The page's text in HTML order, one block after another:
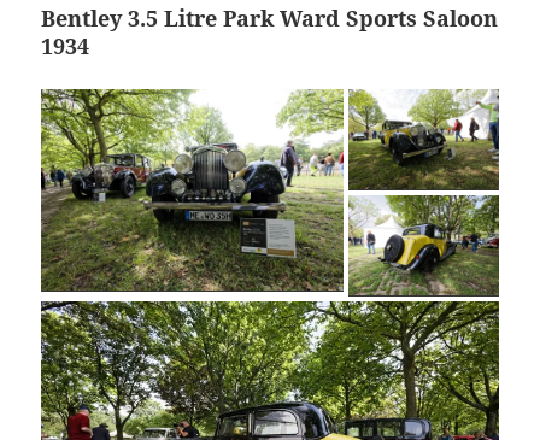
Bentley 3.5 Litre Park Ward Sports Saloon
1934